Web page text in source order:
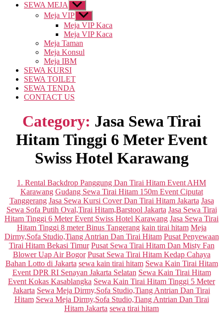
SEWA MEJA
Show
sub
menu
Meja VIP Show
sub
menu
Meja VIP Kaca
Meja VIP Kaca
Meja Taman
Meja Konsul
Meja IBM
SEWA KURSI
SEWA TOILET
SEWA TENDA
CONTACT US
Category: Jasa Sewa Tirai
Hitam Tinggi 6 Meter Event
Swiss Hotel Karawang
Categories
1. Rental Backdrop Panggung Dan Tirai Hitam Event AHM
Karawang Gudang Sewa Tirai Hitam 150m Event Ciputat
Tanggerang Jasa Sewa Kursi Cover Dan Tirai Hitam Jakarta Jasa
Sewa Sofa Putih Oval,Tirai Hitam,Barstool Jakarta Jasa Sewa Tirai
Hitam Tinggi 6 Meter Event Swiss Hotel Karawang Jasa Sewa Tirai
Hitam Tinggi 8 meter Binus Tangerang kain tirai hitam Meja
Dirmy,Sofa Studio,Tiang Antrian Dan Tirai Hitam Pusat Penyewaan
Tirai Hitam Bekasi Timur Pusat Sewa Tirai Hitam Dan Misty Fan
Blower Uap Air Bogor Pusat Sewa Tirai Hitam Kedap Cahaya
Bahan Lotto di Jakarta sewa kain tirai hitam Sewa Kain Tirai Hitam
Event DPR RI Senayan Jakarta Selatan Sewa Kain Tirai Hitam
Event Kokas Kasablangka Sewa Kain Tirai Hitam Tinggi 5 Meter
Jakarta Sewa Meja Dirmy,Sofa Studio,Tiang Antrian Dan Tirai
Hitam Sewa Meja Dirmy,Sofa Studio,Tiang Antrian Dan Tirai
Hitam Jakarta sewa tirai hitam